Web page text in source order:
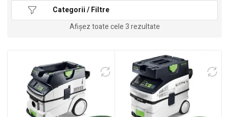
Afișez toate cele 3 rezultate
Categorii / Filtre